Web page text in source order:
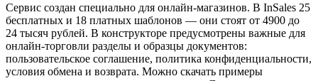
Сервис создан специально для онлайн-магазинов. В InSales 25
бесплатных и 18 платных шаблонов — они стоят от 4900 до
24 тысяч рублей. В конструкторе предусмотрены важные для
онлайн-торговли разделы и образцы документов:
пользовательское соглашение, политика конфиденциальности,
условия обмена и возврата. Можно скачать примеры